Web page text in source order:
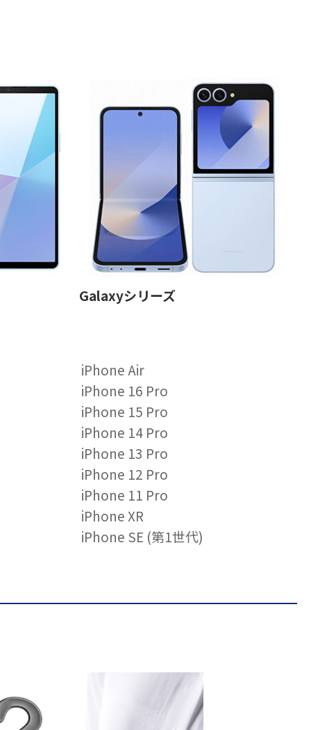
Galaxyシリーズ
iPhone Air
iPhone 16 Pro
iPhone 15 Pro
iPhone 14 Pro
iPhone 13 Pro
iPhone 12 Pro
iPhone 11 Pro
iPhone XR
iPhone SE (第1世代)